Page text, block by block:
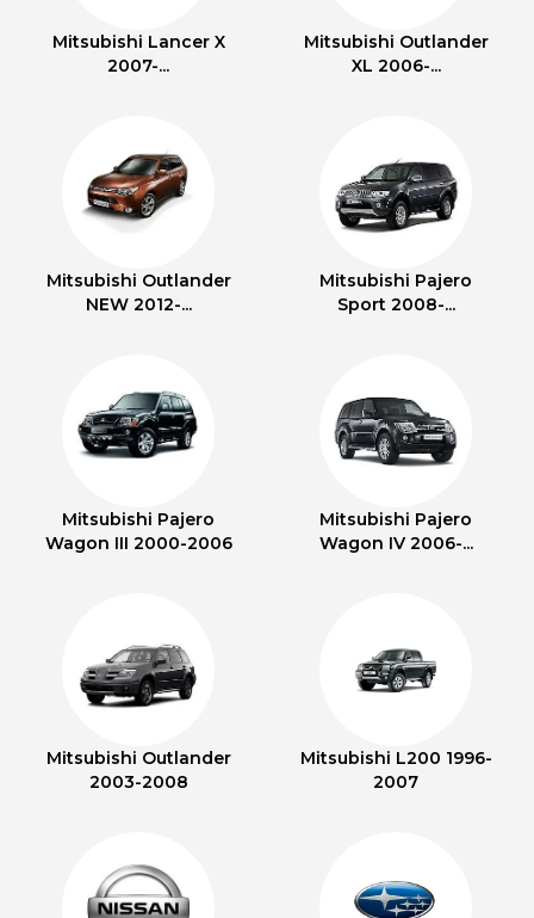
Mitsubishi Lancer X
2007-...
Mitsubishi Outlander
XL 2006-...
Mitsubishi Outlander
NEW 2012-...
Mitsubishi Pajero
Sport 2008-...
Mitsubishi Pajero
Wagon III 2000-2006
Mitsubishi Pajero
Wagon IV 2006-...
Mitsubishi Outlander
2003-2008
Mitsubishi L200 1996-
2007